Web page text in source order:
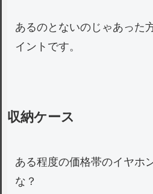
あるのとないのじゃあった
イントです。
収納ケース
ある程度の価格帯のイヤホ
な？